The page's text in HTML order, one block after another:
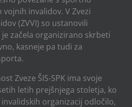
invalidov. V Zvezi
(ZVVI) so ustanovili
začela organizirano skrbeti
kasneje pa tudi za
Zveze ŠIS-SPK ima svoje
letih prejšnjega stoletja, ko
organizacij odločilo,